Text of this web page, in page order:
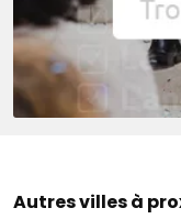
Autres villes à